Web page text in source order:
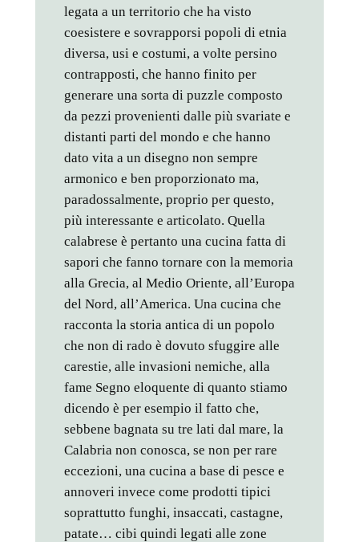
legata a un territorio che ha visto
coesistere e sovrapporsi popoli di etnia
diversa, usi e costumi, a volte persino
contrapposti, che hanno finito per
generare una sorta di puzzle composto
da pezzi provenienti dalle più svariate e
distanti parti del mondo e che hanno
dato vita a un disegno non sempre
armonico e ben proporzionato ma,
paradossalmente, proprio per questo,
più interessante e articolato. Quella
calabrese è pertanto una cucina fatta di
sapori che fanno tornare con la memoria
alla Grecia, al Medio Oriente, all’Europa
del Nord, all’America. Una cucina che
racconta la storia antica di un popolo
che non di rado è dovuto sfuggire alle
carestie, alle invasioni nemiche, alla
fame Segno eloquente di quanto stiamo
dicendo è per esempio il fatto che,
sebbene bagnata su tre lati dal mare, la
Calabria non conosca, se non per rare
eccezioni, una cucina a base di pesce e
annoveri invece come prodotti tipici
soprattutto funghi, insaccati, castagne,
patate… cibi quindi legati alle zone